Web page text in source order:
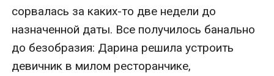
сорвалась за каких-то две недели до
назначенной даты. Все получилось банально
до безобразия: Дарина решила устроить
девичник в милом ресторанчике,